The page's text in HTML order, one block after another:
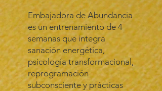
Embajadora de Abundancia
es un entrenamiento de 4
semanas que integra
sanación energética,
psicología transformacional,
reprogramación
subconsciente y prácticas